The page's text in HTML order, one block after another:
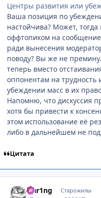
Центры развития или
Ваша позиция по
настойчива? Может,
оффтопиком на
ради вынесения
поводу? Вы же не
теперь вместо
оппонентам на трудность
убеждении масс в их
Напомню, что дискуссия
хотя бы привести к
этом использование её
либо в дальнейшем не
Цитата
Flar1ng Старожилы